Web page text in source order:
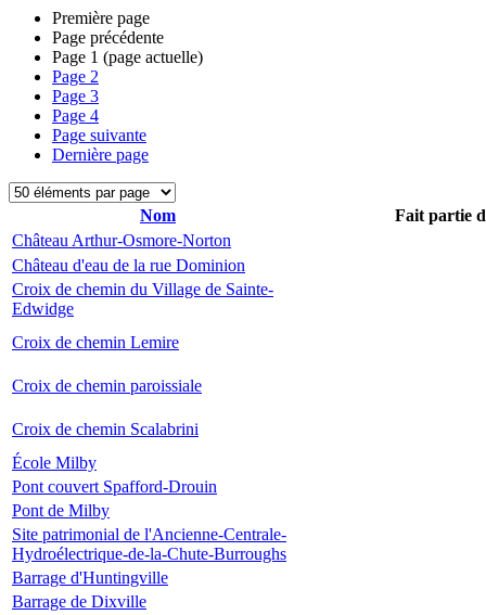
Première page
Page précédente
Page 1 (page actuelle)
Page 2
Page 3
Page 4
Page suivante
Dernière page
Nom
Fait partie
Château Arthur-Osmore-Norton
Château d'eau de la rue Dominion
Croix de chemin du Village de Sainte-
Edwidge
Croix de chemin Lemire
Croix de chemin paroissiale
Croix de chemin Scalabrini
École Milby
Pont couvert Spafford-Drouin
Pont de Milby
Site patrimonial de l'Ancienne-Centrale-
Hydroélectrique-de-la-Chute-Burroughs
Barrage d'Huntingville
Barrage de Dixville